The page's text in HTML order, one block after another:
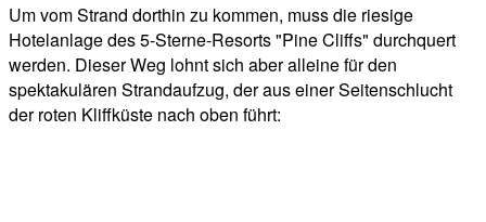
Um vom Strand dorthin zu kommen, muss die riesige
Hotelanlage des 5-Sterne-Resorts "Pine Cliffs" durchquert
werden. Dieser Weg lohnt sich aber alleine für den
spektakulären Strandaufzug, der aus einer Seitenschlucht
der roten Kliffküste nach oben führt: